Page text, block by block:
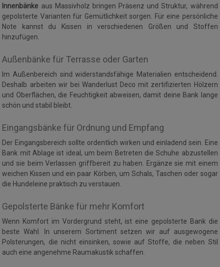
Innenbänke aus Massivholz bringen Präsenz und Struktur, während
gepolsterte Varianten für Gemütlichkeit sorgen. Für eine persönliche
Note kannst du Kissen in verschiedenen Größen und Stoffen
hinzufügen.
Außenbänke für Terrasse oder Garten
Im Außenbereich sind widerstandsfähige Materialien entscheidend.
Deshalb arbeiten wir bei Wanderlust Deco mit zertifizierten Hölzern
und Oberflächen, die Feuchtigkeit abweisen, damit deine Bank lange
schön und stabil bleibt.
Eingangsbänke für Ordnung und Empfang
Der Eingangsbereich sollte ordentlich wirken und einladend sein. Eine
Bank mit Ablage ist ideal, um beim Betreten die Schuhe abzustellen
und sie beim Verlassen griffbereit zu haben. Ergänze sie mit einem
weichen Kissen und ein paar Körben, um Schals, Taschen oder sogar
die Hundeleine praktisch zu verstauen.
Gepolsterte Bänke für mehr Komfort
Wenn Komfort im Vordergrund steht, ist eine gepolsterte Bank die
beste Wahl. In unserem Sortiment setzen wir auf ausgewogene
Polsterungen, die nicht einsinken, sowie auf Stoffe, die neben Stil
auch eine angenehme Raumakustik schaffen.